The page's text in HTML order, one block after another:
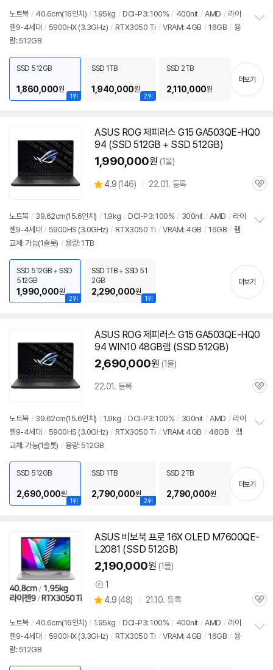
노트북 / 40.6cm(16인치) / 1.95kg / DCI-P3: 100% / 400nit / AMD / 라이
젠9-4세대 / 5900HX (3.3GHz) / RTX3050 Ti / VRAM: 4GB / 16GB / 용
량: 512GB
기
1위
SSD 512GB
1,860,000원
2위
SSD 1TB
1,940,000원
SSD 2TB
2,110,000원
더보기
ASUS ROG 제피러스 G15 GA503QE-HQ0
94 (SSD 512GB + SSD 512GB)
1,990,000원 (1몰)
별
4.9 (상
뷰
146) 22.01. 등록
관
노트북 / 39.62cm(15.6인치) / 1.9kg / DCI-P3: 100% / 300nit / AMD / 라이
젠9-4세대 / 5900HS (3.0GHz) / RTX3050 Ti / VRAM: 4GB / 16GB / 램
교체: 가능(1슬롯) / 용량: 1TB
기
2위
SSD 512GB + SSD
512GB
1,990,000원
1위
SSD 1TB + SSD 51
2GB
2,290,000원
더보기
ASUS ROG 제피러스 G15 GA503QE-HQ0
94 WIN10 48GB램 (SSD 512GB)
2,690,000원 (1몰)
22.01. 등록
관
노트북 / 39.62cm(15.6인치) / 1.9kg / DCI-P3: 100% / 300nit / AMD / 라이
젠9-4세대 / 5900HS (3.0GHz) / RTX3050 Ti / VRAM: 4GB / 48GB / 램
교체: 가능(1슬롯) / 용량: 512GB
기
1위
SSD 512GB
2,690,000원
2위
SSD 1TB
2,790,000원
SSD 2TB
2,790,000원
더보기
ASUS 비보북 프로 16X OLED M7600QE-
L2081 (SSD 512GB)
2,190,000원 (1몰)
상
품
견
1
별
점
4.9 (상
리
뷰
48) 21.10. 등록
관
노트북 / 40.6cm(16인치) / 1.95kg / DCI-P3: 100% / 400nit / AMD / 라이
젠9-4세대 / 5900HX (3.3GHz) / RTX3050 Ti / VRAM: 4GB / 16GB / 용
량: 512GB
세부정보 열기/접기